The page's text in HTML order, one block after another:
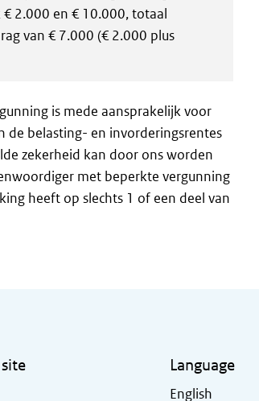
2.000 en € 10.000, totaal
van € 7.000 (€ 2.000 plus
is mede aansprakelijk voor
de belasting- en invorderingsrentes
zekerheid kan door ons worden
met beperkte vergunning
heeft op slechts 1 of een deel van
Language
English